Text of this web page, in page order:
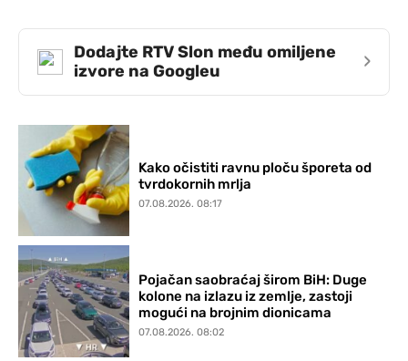
Dodajte RTV Slon među omiljene
izvore na Googleu
›
Kako očistiti ravnu ploču šporeta od
tvrdokornih mrlja
07.08.2026. 08:17
Pojačan saobraćaj širom BiH: Duge
kolone na izlazu iz zemlje, zastoji
mogući na brojnim dionicama
07.08.2026. 08:02